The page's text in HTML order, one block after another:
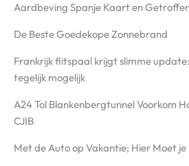
Aardbeving Spanje Kaart en
De Beste Goedekope Zonnebrand
Frankrijk flitspaal krijgt slimme
tegelijk mogelijk
A24 Tol Blankenbergtunnel Voorkom
CJIB
Met de Auto op Vakantie; Hier Moet